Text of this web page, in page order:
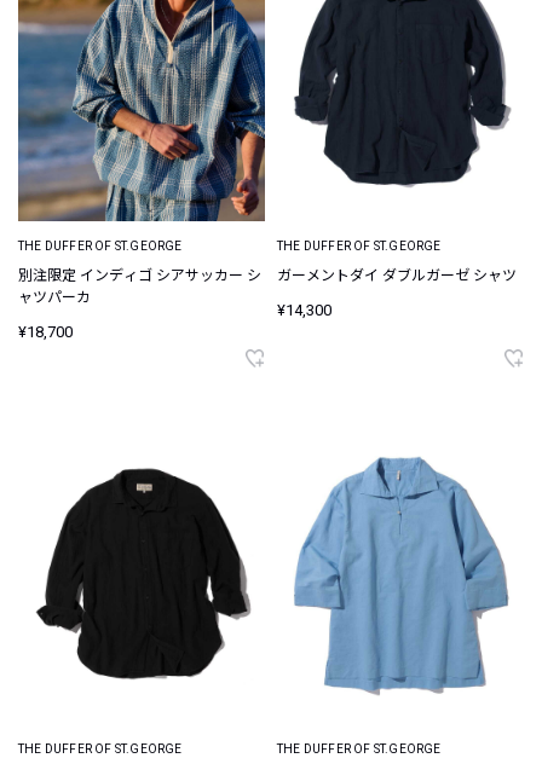
THE DUFFER OF ST.GEORGE
別注限定 インディゴ シアサッカー シ
ャツパーカ
¥18,700
THE DUFFER OF ST.GEORGE
ガーメントダイ ダブルガーゼ シャツ
¥14,300
THE DUFFER OF ST.GEORGE THE DUFFER OF ST.GEORGE